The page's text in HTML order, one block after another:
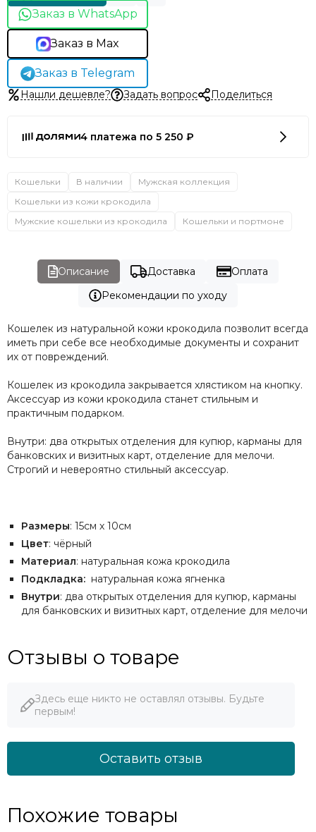
Заказ в WhatsApp
Заказ в Max
Заказ в Telegram
Нашли дешевле? Задать вопрос Поделиться
4 платежа по 5 250 ₽
Кошельки В наличии
Мужская коллекция
Кошельки из кожи крокодила
Мужские кошельки из крокодила
Кошельки и портмоне
Описание Доставка
Оплата
Рекомендации по уходу
Кошелек из натуральной кожи крокодила позволит всегда
иметь при себе все необходимые документы и сохранит
их от повреждений.
Кошелек из крокодила закрывается хлястиком на кнопку.
Аксессуар из кожи крокодила станет стильным и
практичным подарком.
Внутри: два открытых отделения для купюр, карманы для
банковских и визитных карт, отделение для мелочи.
Строгий и невероятно стильный аксессуар.
Размеры: 15см х 10см
Цвет: чёрный
Материал: натуральная кожа крокодила
Подкладка: натуральная кожа ягненка
Внутри: два открытых отделения для купюр, карманы
для банковских и визитных карт, отделение для мелочи
Отзывы о товаре
Здесь еще никто не оставлял отзывы. Будьте
первым!
Оставить отзыв
Похожие товары